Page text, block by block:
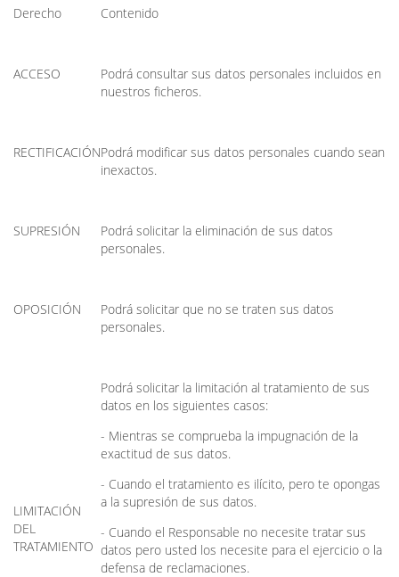
Derecho Contenido
ACCESO
Podrá consultar sus datos personales incluidos en
nuestros ficheros.
RECTIFICACIÓNPodrá modificar sus datos personales cuando sean
inexactos.
SUPRESIÓN
Podrá solicitar la eliminación de sus datos
personales.
OPOSICIÓN
Podrá solicitar que no se traten sus datos
personales.
LIMITACIÓN
DEL
TRATAMIENTO
Podrá solicitar la limitación al tratamiento de sus
datos en los siguientes casos:
- Mientras se comprueba la impugnación de la
exactitud de sus datos.
- Cuando el tratamiento es ilícito, pero te opongas
a la supresión de sus datos.
- Cuando el Responsable no necesite tratar sus
datos pero usted los necesite para el ejercicio o la
defensa de reclamaciones.